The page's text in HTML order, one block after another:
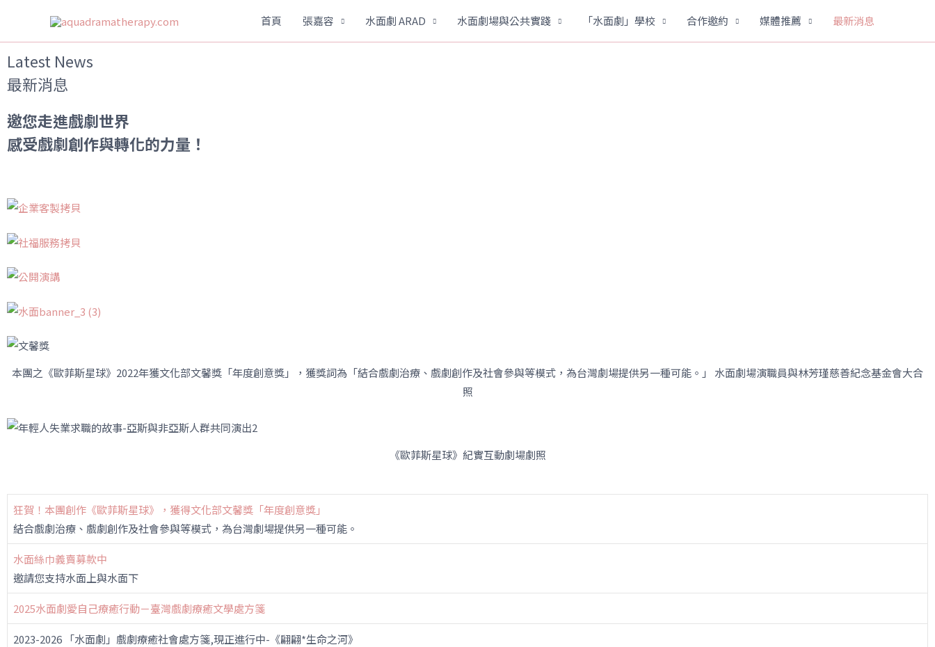
首頁 張嘉容 水面劇 ARAD 水面劇場與公共實踐 「水面劇」學校 合作邀約 媒體推薦 最新消息
Latest News
最新消息
邀您走進戲劇世界
感受戲劇創作與轉化的力量！
本團之《歐菲斯星球》2022年獲文化部文馨獎「年度創意獎」，獲獎詞為「結合戲劇治療、戲劇創作及社會參與等模式，為台灣劇場提供另一種可能。」 水面劇場演職員與林芳瑾慈善紀念基金會大合
照
《歐菲斯星球》紀實互動劇場劇照
狂賀！本團創作《歐菲斯星球》，獲得文化部文馨獎「年度創意獎」
結合戲劇治療、戲劇創作及社會參與等模式，為台灣劇場提供另一種可能。
水面絲巾義賣募款中
邀請您支持水面上與水面下
2025水面劇愛自己療癒行動－臺灣戲劇療癒文學處方箋
2023-2026 「水面劇」戲劇療癒社會處方箋,現正進行中-《翩翩*生命之河》